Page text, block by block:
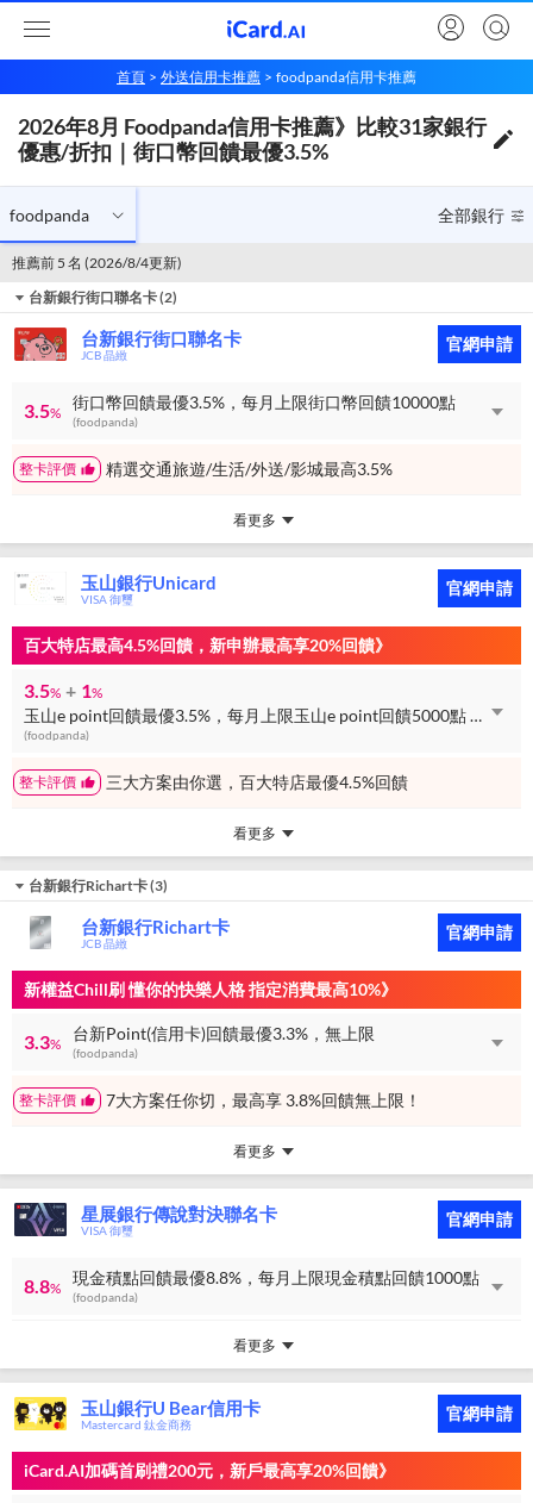
2026年8月 Foodpanda信用卡推薦》比較31家銀行優惠/折扣｜街口幣回饋最優3.5%
foodpanda 全部銀行
首頁 外送信用卡推薦 foodpanda信用卡推薦
2026年8月 Foodpanda信用卡推薦》比較31家銀行
優惠/折扣｜街口幣回饋最優3.5%
foodpanda 全部銀行
推薦前 5 名 (2026/8/4更新)
台新銀行街口聯名卡(2)
台新銀行街口聯名卡
JCB 晶緻
官網申請
3.5%
街口幣回饋最優3.5%，每月上限街口幣回饋10000點
(foodpanda)
整卡評價 精選交通旅遊/生活/外送/影城最高3.5%
看更多
玉山銀行Unicard
VISA 御璽
官網申請
百大特店最高4.5%回饋，新申辦最高享20%回饋》
3.5% + 1%
玉山e point回饋最優3.5%，每月上限玉山e point回饋5000點 + 玉山e point回饋最優1%，無上限
(foodpanda)
整卡評價 三大方案由你選，百大特店最優4.5%回饋
看更多
台新銀行Richart卡(3)
台新銀行Richart卡
JCB 晶緻
官網申請
新權益Chill刷 懂你的快樂人格 指定消費最高10%》
3.3%
台新Point(信用卡)回饋最優3.3%，無上限
(foodpanda)
整卡評價 7大方案任你切，最高享 3.8%回饋無上限！
看更多
星展銀行傳說對決聯名卡
VISA 御璽
官網申請
8.8%
現金積點回饋最優8.8%，每月上限現金積點回饋1000點
(foodpanda)
看更多
玉山銀行U Bear信用卡
Mastercard 鈦金商務
官網申請
iCard.AI加碼首刷禮200元，新戶最高享20%回饋》